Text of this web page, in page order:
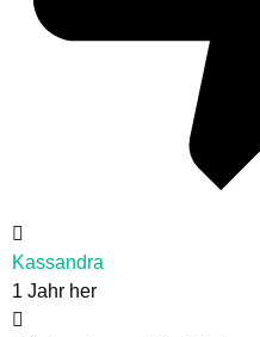
Kassandra
1 Jahr her